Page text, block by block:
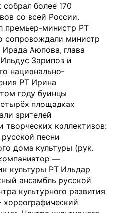
более 170
со всей России.
премьер-министр РТ
сопровождали министр
Аюпова, глава
Зарипов и
национально-
РТ Ирина
году буинцы
площадках
зрителей
творческих коллективов:
песни
дома культуры (рук.
—
культуры РТ Ильдар
ансамбль русской
культурного развития
хореографический